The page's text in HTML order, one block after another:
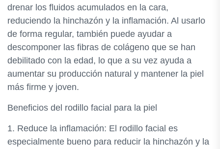
drenar los fluidos acumulados en la cara,
reduciendo la hinchazón y la inflamación. Al usarlo
de forma regular, también puede ayudar a
descomponer las fibras de colágeno que se han
debilitado con la edad, lo que a su vez ayuda a
aumentar su producción natural y mantener la piel
más firme y joven.
Beneficios del rodillo facial para la piel
1. Reduce la inflamación: El rodillo facial es
especialmente bueno para reducir la hinchazón y la